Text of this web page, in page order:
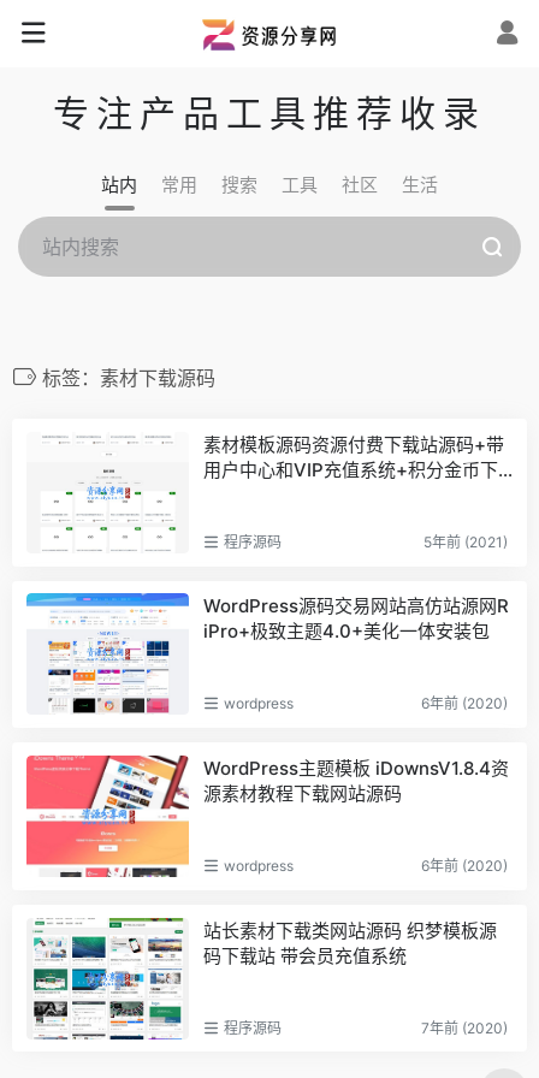
专注产品工具推荐收录
站内 常用 搜索 工具 社区 生活
标签：素材下载源码
素材模板源码资源付费下载站源码+带
用户中心和VIP充值系统+积分金币下
程序源码 5年前 (2021)
WordPress源码交易网站高仿站源网R
iPro+极致主题4.0+美化一体安装包
wordpress 6年前 (2020)
WordPress主题模板 iDownsV1.8.4资
源素材教程下载网站源码
wordpress 6年前 (2020)
站长素材下载类网站源码 织梦模板源
码下载站 带会员充值系统
程序源码 7年前 (2020)